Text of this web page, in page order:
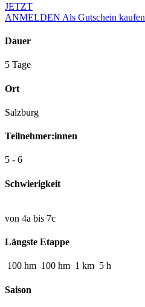
JETZT
ANMELDEN Als Gutschein kaufen
Dauer
5 Tage
Ort
Salzburg
Teilnehmer:innen
5 - 6
Schwierigkeit
von 4a bis 7c
Längste Etappe
100 hm 100 hm 1 km 5 h
Saison